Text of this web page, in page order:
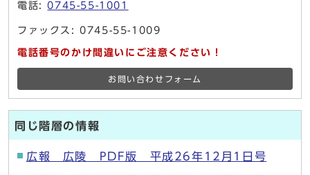
電話:0745-55-1001
ファックス: 0745-55-1009
電話番号のかけ間違いにご注意ください！
お問い合わせフォーム
同じ階層の情報
広報 広陵 PDF版 平成26年12月1日号